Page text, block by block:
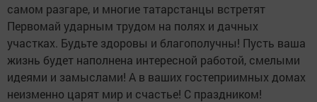
самом разгаре, и многие татарстанцы встретят
Первомай ударным трудом на полях и дачных
участках. Будьте здоровы и благополучны! Пусть ваша
жизнь будет наполнена интересной работой, смелыми
идеями и замыслами! А в ваших гостеприимных домах
неизменно царят мир и счастье! С праздником!